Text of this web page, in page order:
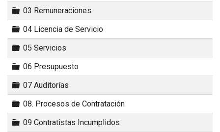
Carpeta
03 Remuneraciones
Carpeta
04 Licencia de Servicio
Carpeta
05 Servicios
Carpeta
06 Presupuesto
Carpeta
07 Auditorías
Carpeta
08. Procesos de Contratación
Carpeta
09 Contratistas Incumplidos